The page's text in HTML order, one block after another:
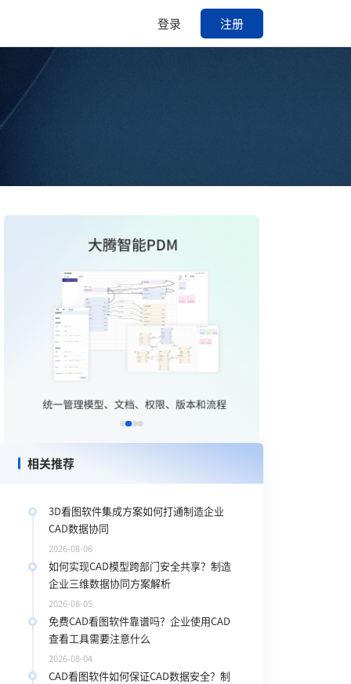
登录 注册
相关推荐
3D看图软件集成方案如何打通制造企业
CAD数据协同
2026-08-06
如何实现CAD模型跨部门安全共享？制造
企业三维数据协同方案解析
2026-08-05
免费CAD看图软件靠谱吗？企业使用CAD
查看工具需要注意什么
2026-08-04
CAD看图软件如何保证CAD数据安全？制